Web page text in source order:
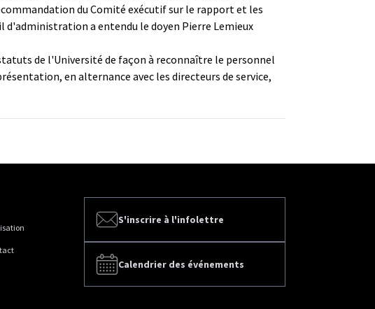
du Comité exécutif sur le rapport et les
d'administration a entendu le doyen Pierre Lemieux
de l'Université de façon à reconnaître le personnel
en alternance avec les directeurs de service,
S'inscrire à l'infolettre
Calendrier des événements